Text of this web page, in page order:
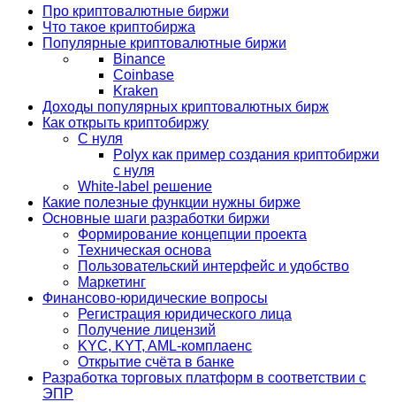
Про криптовалютные биржи
Что такое криптобиржа
Популярные криптовалютные биржи
Binance
Coinbase
Kraken
Доходы популярных криптовалютных бирж
Как открыть криптобиржу
С нуля
Polyx как пример создания криптобиржи
с нуля
White-label решение
Какие полезные функции нужны бирже
Основные шаги разработки биржи
Формирование концепции проекта
Техническая основа
Пользовательский интерфейс и удобство
Маркетинг
Финансово-юридические вопросы
Регистрация юридического лица
Получение лицензий
KYC, KYT, AML-комплаенс
Открытие счёта в банке
Разработка торговых платформ в соответствии с
ЭПР